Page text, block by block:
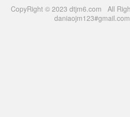
CopyRight © 2023 dtjm6.com All